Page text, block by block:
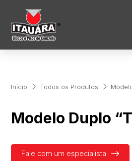
Início Todos os Produtos
Modelo Duplo
Fale com um especialista